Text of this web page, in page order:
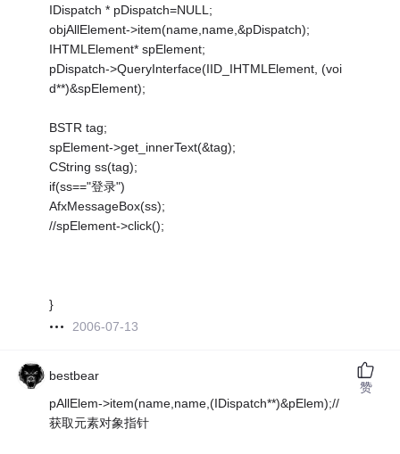
IDispatch * pDispatch=NULL;
objAllElement->item(name,name,&pDispatch);
IHTMLElement* spElement;
pDispatch->QueryInterface(IID_IHTMLElement, (voi
d**)&spElement);
BSTR tag;
spElement->get_innerText(&tag);
CString ss(tag);
if(ss=="登录")
AfxMessageBox(ss);
//spElement->click();
}
2006-07-13
bestbear
pAllElem->item(name,name,(IDispatch**)&pElem);//
获取元素对象指针
赞